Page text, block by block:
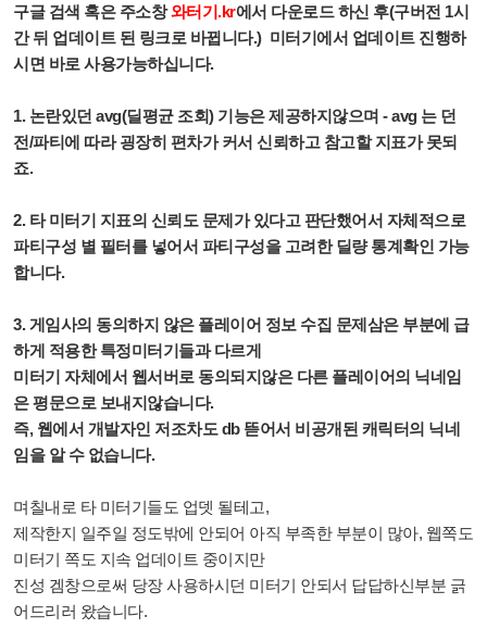
구글 검색 혹은 주소창와터기.kr에서 다운로드 하신 후(구버전 1시
간 뒤 업데이트 된 링크로 바뀝니다.) 미터기에서 업데이트 진행하
시면 바로 사용가능하십니다.
1. 논란있던 avg(딜평균 조회) 기능은 제공하지않으며 - avg 는 던
전/파티에 따라 굉장히 편차가 커서 신뢰하고 참고할 지표가 못되
죠.
2. 타 미터기 지표의 신뢰도 문제가 있다고 판단했어서 자체적으로
파티구성 별 필터를 넣어서 파티구성을 고려한 딜량 통계확인 가능
합니다.
3. 게임사의 동의하지 않은 플레이어 정보 수집 문제삼은 부분에 급
하게 적용한 특정미터기들과 다르게
미터기 자체에서 웹서버로 동의되지않은 다른 플레이어의 닉네임
은 평문으로 보내지않습니다.
즉, 웹에서 개발자인 저조차도 db 뜯어서 비공개된 캐릭터의 닉네
임을 알 수 없습니다.
며칠내로 타 미터기들도 업뎃 될테고,
제작한지 일주일 정도밖에 안되어 아직 부족한 부분이 많아, 웹쪽도
미터기 쪽도 지속 업데이트 중이지만
진성 겜창으로써 당장 사용하시던 미터기 안되서 답답하신부분 긁
어드리러 왔습니다.